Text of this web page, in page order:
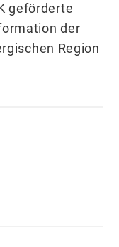
geförderte
der
Region